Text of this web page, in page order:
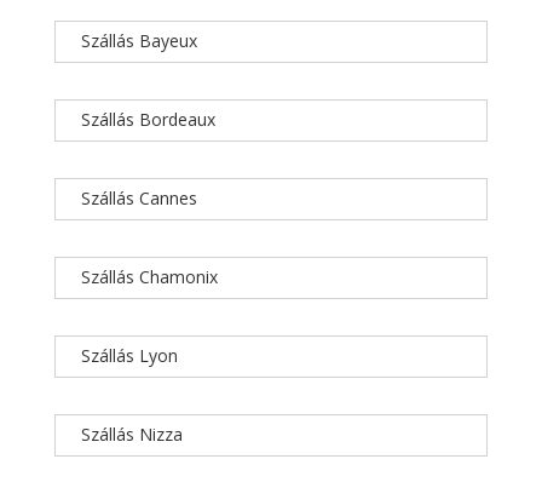
Szállás Bayeux
Szállás Bordeaux
Szállás Cannes
Szállás Chamonix
Szállás Lyon
Szállás Nizza